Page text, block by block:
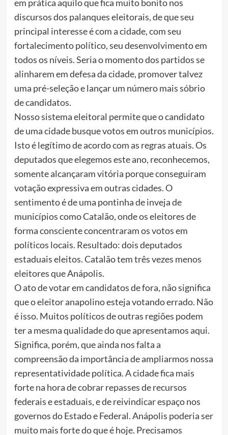
em prática aquilo que fica muito bonito nos
discursos dos palanques eleitorais, de que seu
principal interesse é com a cidade, com seu
fortalecimento político, seu desenvolvimento em
todos os níveis. Seria o momento dos partidos se
alinharem em defesa da cidade, promover talvez
uma pré-seleção e lançar um número mais sóbrio
de candidatos.
Nosso sistema eleitoral permite que o candidato
de uma cidade busque votos em outros municípios.
Isto é legítimo de acordo com as regras atuais. Os
deputados que elegemos este ano, reconhecemos,
somente alcançaram vitória porque conseguiram
votação expressiva em outras cidades. O
sentimento é de uma pontinha de inveja de
municípios como Catalão, onde os eleitores de
forma consciente concentraram os votos em
políticos locais. Resultado: dois deputados
estaduais eleitos. Catalão tem três vezes menos
eleitores que Anápolis.
O ato de votar em candidatos de fora, não significa
que o eleitor anapolino esteja votando errado. Não
é isso. Muitos políticos de outras regiões podem
ter a mesma qualidade do que apresentamos aqui.
Significa, porém, que ainda nos falta a
compreensão da importância de ampliarmos nossa
representatividade política. A cidade fica mais
forte na hora de cobrar repasses de recursos
federais e estaduais, e de reivindicar espaço nos
governos do Estado e Federal. Anápolis poderia ser
muito mais forte do que é hoje. Precisamos